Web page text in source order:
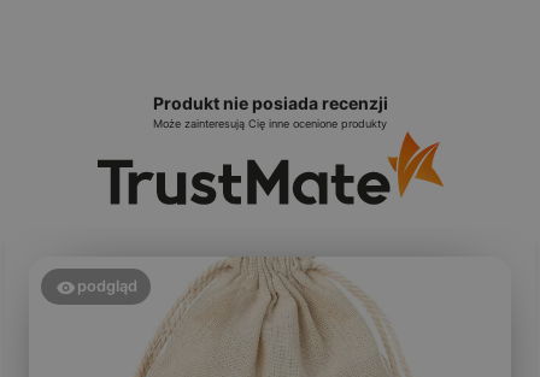
Produkt nie posiada recenzji
Może zainteresują Cię inne ocenione produkty
podgląd